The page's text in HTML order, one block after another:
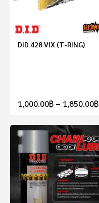
DID 428 VIX (T-RING)
1,000.00฿ – 1,850.00฿